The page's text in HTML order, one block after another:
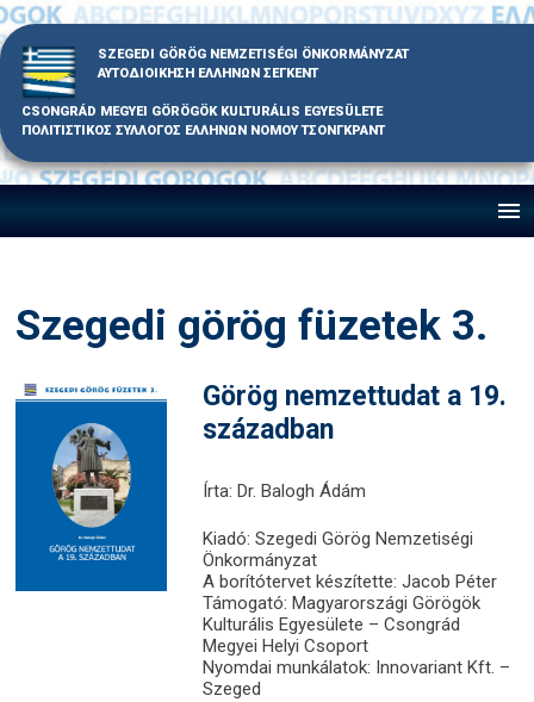
Skip
to
content
SZEGEDI GÖRÖG NEMZETISÉGI ÖNKORMÁNYZAT
ΑΥΤΟΔΙΟΙΚΗΣΗ ΕΛΛΗΝΩΝ ΣΕΓΚΕΝΤ
CSONGRÁD MEGYEI GÖRÖGÖK KULTURÁLIS EGYESÜLETE
ΠΟΛΙΤΙΣΤΙΚΟΣ ΣΥΛΛΟΓΟΣ ΕΛΛΗΝΩΝ ΝΟΜΟΥ ΤΣΟΝΓΚΡΑΝΤ
Szegedi görög füzetek 3.
Görög nemzettudat a 19.
században
Írta: Dr. Balogh Ádám
Kiadó: Szegedi Görög Nemzetiségi
Önkormányzat
A borítótervet készítette: Jacob Péter
Támogató: Magyarországi Görögök
Kulturális Egyesülete – Csongrád
Megyei Helyi Csoport
Nyomdai munkálatok: Innovariant Kft. –
Szeged